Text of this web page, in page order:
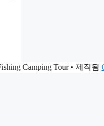
Camping Tour• 제작됨